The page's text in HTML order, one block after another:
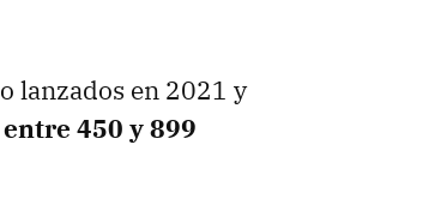
lanzados en 2021 y
entre 450 y 899